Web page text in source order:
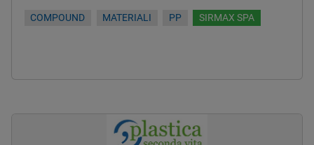
COMPOUND MATERIALI PP SIRMAX SPA